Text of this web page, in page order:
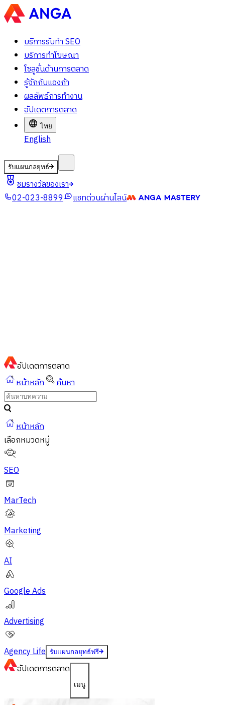
บริการรับทำ SEO
บริการทำโฆษณา
โซลูชั่นด้านการตลาด
รู้จักกับแองก้า
ผลลัพธ์การทำงาน
อัปเดตการตลาด
ไทย
English
รับแผนกลยุทธ์
ชมรางวัลของเรา
02-023-8899
แชทด่วนผ่านไลน์
อัปเดตการตลาด
หน้าหลัก
ค้นหา
หน้าหลัก
เลือกหมวดหมู่
SEO
MarTech
Marketing
AI
Google Ads
Advertising
Agency Life รับแผนกลยุทธ์ฟรี
อัปเดตการตลาด
เมนู